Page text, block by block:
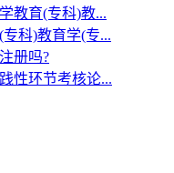
教育(专科)教...
科)教育学(专...
册吗?
性环节考核论...